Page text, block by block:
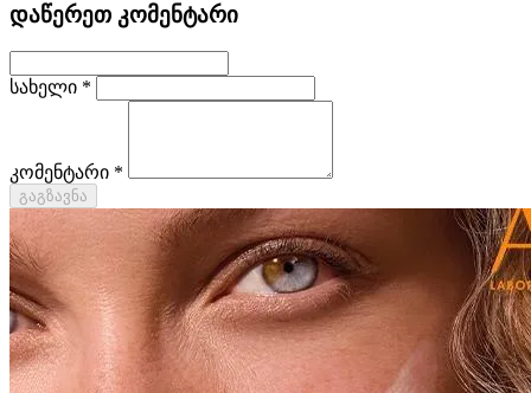
დაწერეთ კომენტარი
სახელი *
კომენტარი *
გაგზავნა